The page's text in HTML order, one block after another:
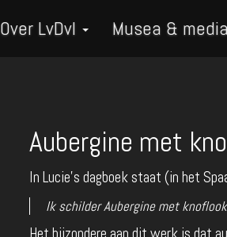
Over LvDvI Musea & media
Aubergine met
In Lucie's dagboek staat (in het
Ik schilder Aubergine met